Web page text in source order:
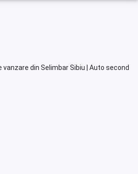
vanzare din Selimbar Sibiu | Auto second